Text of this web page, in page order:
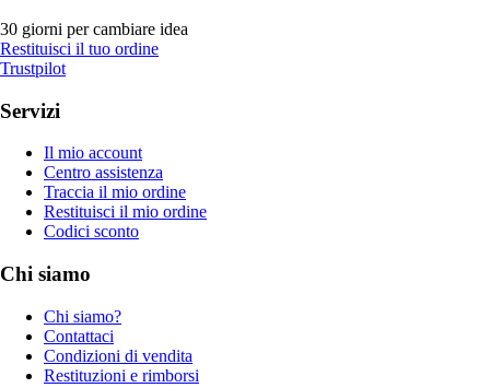
30 giorni per cambiare idea
Restituisci il tuo ordine
Trustpilot
Servizi
Il mio account
Centro assistenza
Traccia il mio ordine
Restituisci il mio ordine
Codici sconto
Chi siamo
Chi siamo?
Contattaci
Condizioni di vendita
Restituzioni e rimborsi